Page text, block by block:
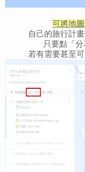
可將地
自己的旅行計
只要點「
若有需要甚至